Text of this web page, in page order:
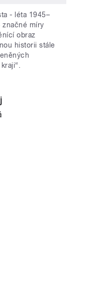
- léta 1945–
značné míry
obraz
historii stále